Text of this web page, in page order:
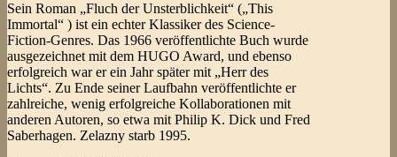
Sein Roman „Fluch der Unsterblichkeit“ („This
Immortal“ ) ist ein echter Klassiker des Science-
Fiction-Genres. Das 1966 veröffentlichte Buch wurde
ausgezeichnet mit dem HUGO Award, und ebenso
erfolgreich war er ein Jahr später mit „Herr des
Lichts“. Zu Ende seiner Laufbahn veröffentlichte er
zahlreiche, wenig erfolgreiche Kollaborationen mit
anderen Autoren, so etwa mit Philip K. Dick und Fred
Saberhagen. Zelazny starb 1995.